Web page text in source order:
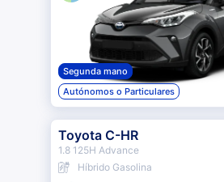
Segunda mano
Autónomos o Particulares
Toyota C-HR
1.8 125H Advance
Híbrido Gasolina